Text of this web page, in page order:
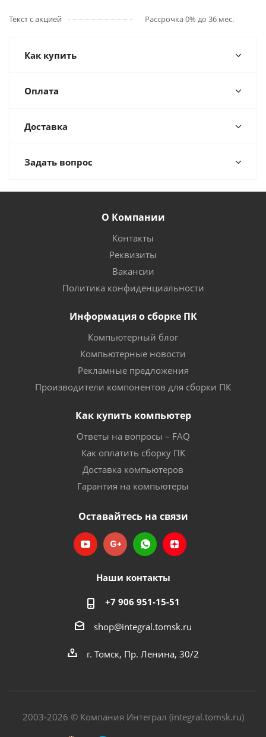
Текст с акцией Рассрочка 0% до 36 мес.
Как купить
Оплата
Доставка
Задать вопрос
О Компании
Контакты
Реквизиты
Вакансии
Политика конфиденциальности
Информация о сборке ПК
Компьютерный блог
Компьютерные новости
Рекламные предложения
Производители компонентов для сборки ПК
Как купить компьютер
Ответы на вопросы – FAQ
Как оплатить сборку ПК
Доставка компьютеров
Гарантия на компьютеры
Оставайтесь на связи
Наши контакты
+7 906 951-15-51
shop@integral.tomsk.ru
г. Томск, Пр. Ленина, 30/2
2003-2026 © Компания Интеграл (integral.tomsk.ru)